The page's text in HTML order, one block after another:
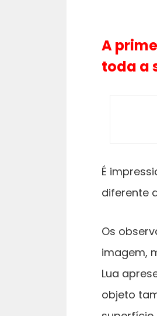
A
toda a
É
diferente
Os
imagem,
Lua
objeto